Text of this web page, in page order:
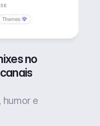
no
humor e